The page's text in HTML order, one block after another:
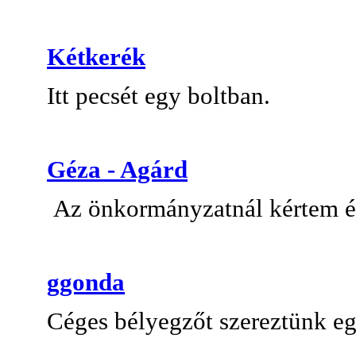
Kétkerék
Itt pecsét egy boltban.
Géza - Agárd
Az önkormányzatnál kértem
ggonda
Céges bélyegzőt szereztünk